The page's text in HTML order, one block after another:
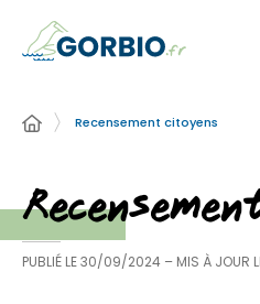
Recensement citoyens
PUBLIÉ LE30/09/2024 – MIS À JOUR